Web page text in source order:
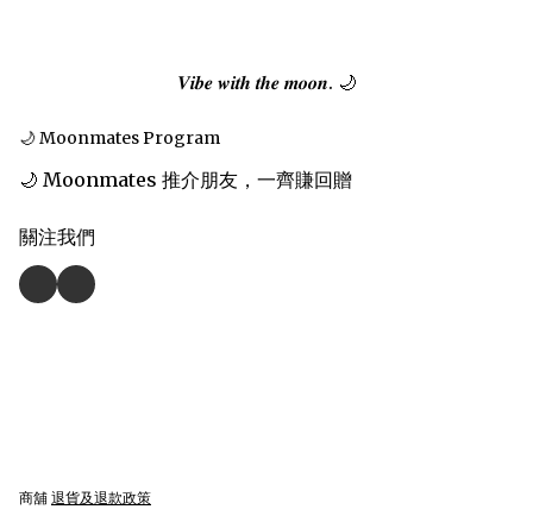
𝑽𝒊𝒃𝒆 𝒘𝒊𝒕𝒉 𝒕𝒉𝒆 𝒎𝒐𝒐𝒏. 🌙
🌙 Moonmates Program
🌙 Moonmates 推介朋友，一齊賺回贈
關注我們
商舖 退貨及退款政策